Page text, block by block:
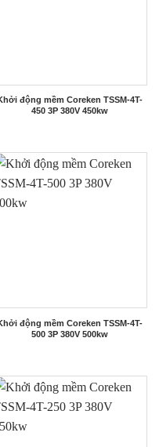
động mềm Coreken TSSM-4T-
450 3P 380V 450kw
động mềm Coreken TSSM-4T-
500 3P 380V 500kw